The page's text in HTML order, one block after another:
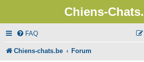
Chiens-
FAQ
Chiens-chats.be Forum